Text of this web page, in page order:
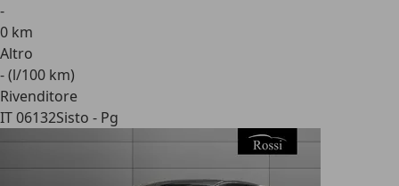
-
0 km
Altro
- (l/100 km)
Rivenditore
IT 06132Sisto - Pg